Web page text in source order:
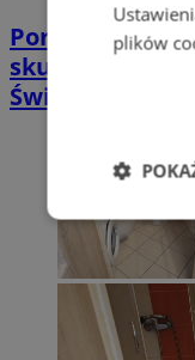
Poradnia
skuteczna
Świętochłowice
plików